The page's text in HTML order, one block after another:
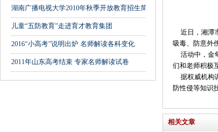
湖南广播电视大学2010年秋季开放教育招生简章
儿童“五防教育”走进育才教育集团
2016“小高考”说明出炉 名师解读各科变化
2011年山东高考结束 专家名师解读试卷
近日，湘潭
吸毒、防意外
活动中，金
们和老师积极
据权威机构
防性侵等知识
相关文章